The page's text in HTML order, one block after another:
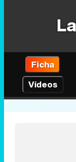
Ficha
Vídeos